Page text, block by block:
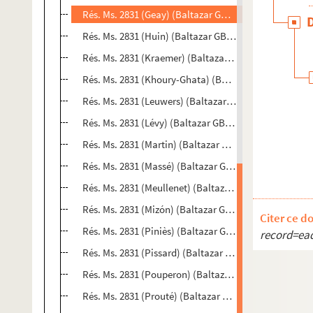
Rés. Ms. 2831 (Geay) (Baltazar GB 003). Lettres de
Rés. Ms. 2831 (Huin) (Baltazar GB 023). Texte du
Rés. Ms. 2831 (Kraemer) (Baltazar GB 025). Lettre de
Rés. Ms. 2831 (Khoury-Ghata) (Baltazar GB 030).
Rés. Ms. 2831 (Leuwers) (Baltazar GB 004). Lettres
Rés. Ms. 2831 (Lévy) (Baltazar GB 022). Lettre de
Rés. Ms. 2831 (Martin) (Baltazar GB 005). Lettres de
Rés. Ms. 2831 (Massé) (Baltazar GB 013). Lettres
Rés. Ms. 2831 (Meullenet) (Baltazar GB 026). Lettre
Rés. Ms. 2831 (Mizón) (Baltazar GB 006). Lettres et
Rés. Ms. 2831 (Piniès) (Baltazar GB 027). Lettre de
Rés. Ms. 2831 (Pissard) (Baltazar GB 028). Lettre de
Rés. Ms. 2831 (Pouperon) (Baltazar GB 007). Lettres
Rés. Ms. 2831 (Prouté) (Baltazar GB 031). Lettre de
Citer ce